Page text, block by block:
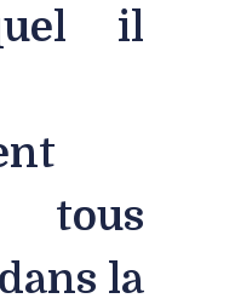
il
tous
la